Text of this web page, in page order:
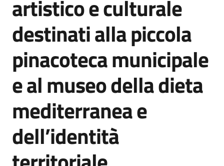
b
p
t
o
i
o
gli
artistico e culturale
destinati alla piccola
pinacoteca municipale
e al museo della dieta
mediterranea e
dell’identità